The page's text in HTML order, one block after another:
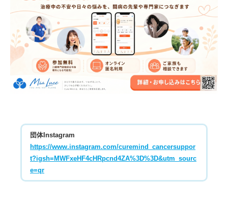
団体Instagram
https://www.instagram.com/curemind_cancersuppor
t?igsh=MWFxeHF4cHRpcnd4ZA%3D%3D&utm_sourc
e=qr